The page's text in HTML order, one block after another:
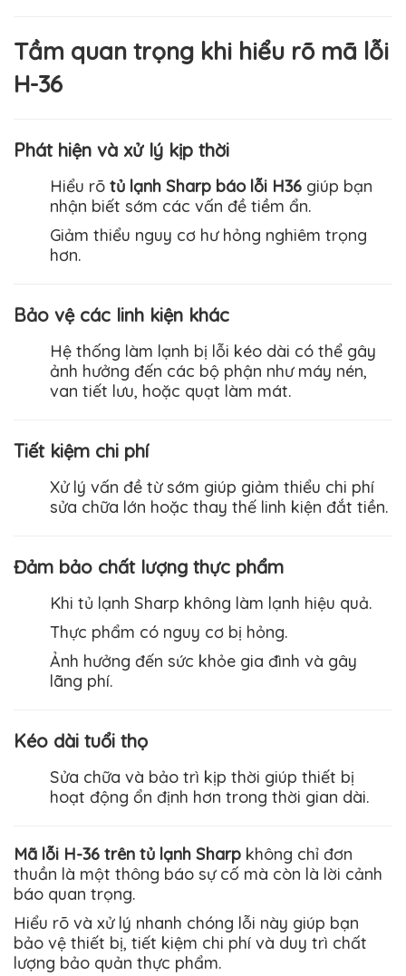
Tầm quan trọng khi hiểu rõ mã lỗi
H-36
Phát hiện và xử lý kịp thời
Hiểu rõ tủ lạnh Sharp báo lỗi H36 giúp bạn
nhận biết sớm các vấn đề tiềm ẩn.
Giảm thiểu nguy cơ hư hỏng nghiêm trọng
hơn.
Bảo vệ các linh kiện khác
Hệ thống làm lạnh bị lỗi kéo dài có thể gây
ảnh hưởng đến các bộ phận như máy nén,
van tiết lưu, hoặc quạt làm mát.
Tiết kiệm chi phí
Xử lý vấn đề từ sớm giúp giảm thiểu chi phí
sửa chữa lớn hoặc thay thế linh kiện đắt tiền.
Đảm bảo chất lượng thực phẩm
Khi tủ lạnh Sharp không làm lạnh hiệu quả.
Thực phẩm có nguy cơ bị hỏng.
Ảnh hưởng đến sức khỏe gia đình và gây
lãng phí.
Kéo dài tuổi thọ
Sửa chữa và bảo trì kịp thời giúp thiết bị
hoạt động ổn định hơn trong thời gian dài.
Mã lỗi H-36 trên tủ lạnh Sharp không chỉ đơn
thuần là một thông báo sự cố mà còn là lời cảnh
báo quan trọng.
Hiểu rõ và xử lý nhanh chóng lỗi này giúp bạn
bảo vệ thiết bị, tiết kiệm chi phí và duy trì chất
lượng bảo quản thực phẩm.